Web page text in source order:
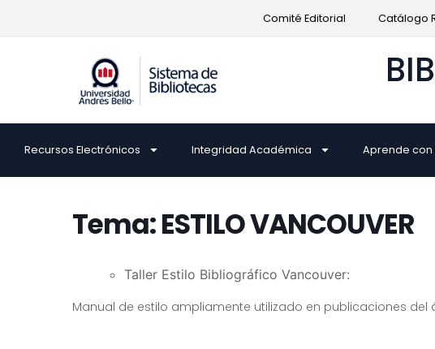
Comité Editorial Catálogo
Recursos Electrónicos Integridad Académica Aprende con
Tema: ESTILO VANCOUVER
Taller Estilo Bibliográfico Vancouver:
Manual de estilo ampliamente utilizado en publicaciones del